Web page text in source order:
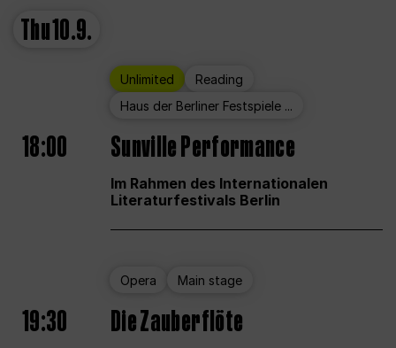
Thu10.9.
Unlimited
Reading
Haus der Berliner Festspiele ...
18:00 Sunville Performance
Im Rahmen des Internationalen
Literaturfestivals Berlin
Opera Main stage
19:30 Die Zauberflöte